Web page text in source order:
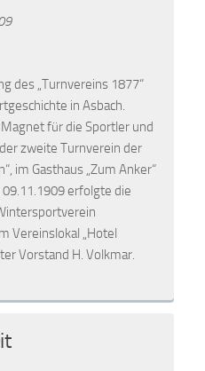
des „Turnvereins 1877“
in Asbach.
für die Sportler und
zweite Turnverein der
im Gasthaus „Zum Anker“
erfolgte die
Vereinslokal „Hotel
Vorstand H. Volkmar.